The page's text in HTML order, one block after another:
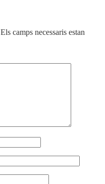
Els camps necessaris estan